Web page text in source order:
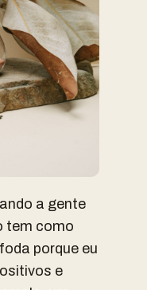
a gente
tem como
porque eu
e